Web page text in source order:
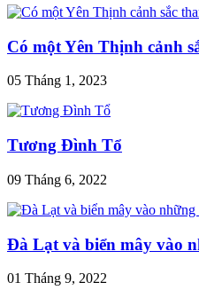
Có một Yên Thịnh cảnh
05 Tháng 1, 2023
Tương Đình Tổ
09 Tháng 6, 2022
Đà Lạt và biển mây vào
01 Tháng 9, 2022